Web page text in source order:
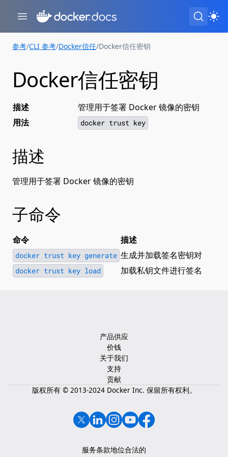
参考/CLI 参考/Docker信任/Docker信任密钥
Docker信任密钥
描述
管理用于签署 Docker 镜像的密钥
用法
docker trust key
描述
管理用于签署 Docker 镜像的密钥
子命令
命令 描述
docker trust key generate 生成并加载签名密钥对
docker trust key load 加载私钥文件进行签名
产品供应
价钱
关于我们
支持
贡献
版权所有 © 2013-2024 Docker Inc. 保留所有权利。
服务条款地位合法的